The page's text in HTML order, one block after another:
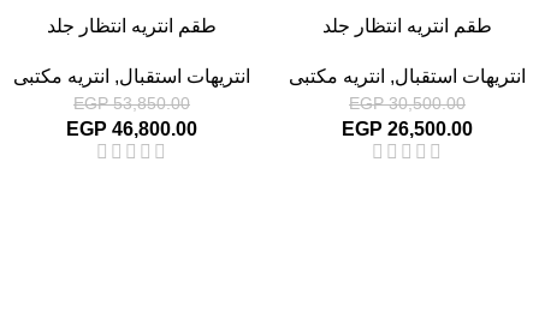
طقم انتريه انتظار جلد
انتريهات استقبال, انتريه مكتبى
EGP30,500.00
EGP 26,500.00
طقم انتريه انتظار جلد
انتريهات استقبال, انتريه مكتبى
EGP53,850.00
EGP 46,800.00